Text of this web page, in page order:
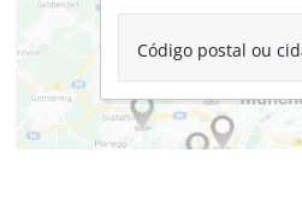
Código postal ou